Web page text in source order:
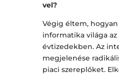
vel?
Végig éltem,
informatika világa
évtizedekben. Az
megjelenése
piaci szereplőket.